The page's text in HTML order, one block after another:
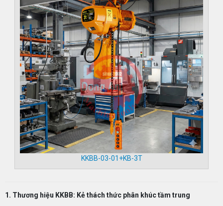
KKBB-03-01+KB-3T
1. Thương hiệu KKBB: Kẻ thách thức phân khúc tầm trung